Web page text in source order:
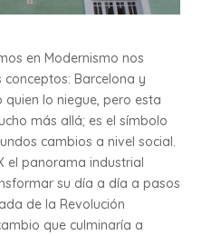
en Modernismo nos
Barcelona y
quien lo niegue, pero esta
más allá; es el símbolo
cambios a nivel social.
el panorama industrial
su día a día a pasos
de la Revolución
que culminaría a